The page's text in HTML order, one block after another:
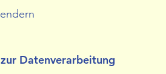
Datenverarbeitung